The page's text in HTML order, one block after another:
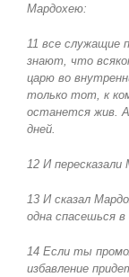
Мардохею:
11 все служащие
знают, что
царю во
только тот, к
останется жив.
дней.
12 И
13 И сказал
одна спасешься в
14 Если ты
избавление